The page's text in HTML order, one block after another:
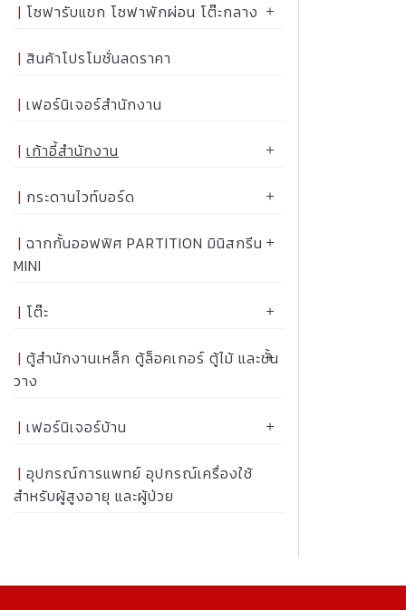
โซฟารับแขก โซฟาพักผ่อน โต๊ะกลาง
สินค้าโปรโมชั่นลดราคา
เฟอร์นิเจอร์สำนักงาน
เก้าอี้สำนักงาน
กระดานไวท์บอร์ด
ฉากกั้นออฟฟิศ PARTITION มินิสกรีน
MINI
โต๊ะ
ตู้สำนักงานเหล็ก ตู้ล็อคเกอร์ ตู้ไม้ และชั้น
วาง
เฟอร์นิเจอร์บ้าน
อุปกรณ์การแพทย์ อุปกรณ์เครื่องใช้
สำหรับผู้สูงอายุ และผู้ป่วย